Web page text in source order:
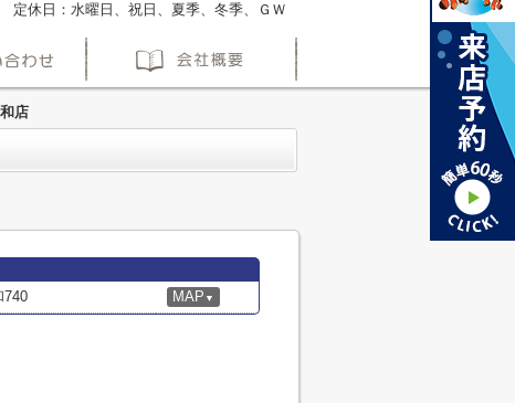
定休日：水曜日、祝日、夏季、冬季、ＧＷ
店
740 MAP ▼